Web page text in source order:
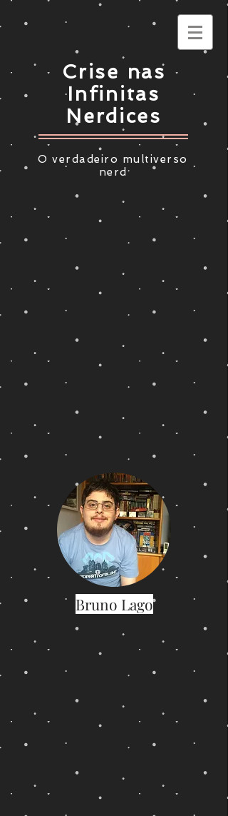
Crise nas
Infinitas
Nerdices
O verdadeiro multiverso
nerd
Bruno Lago